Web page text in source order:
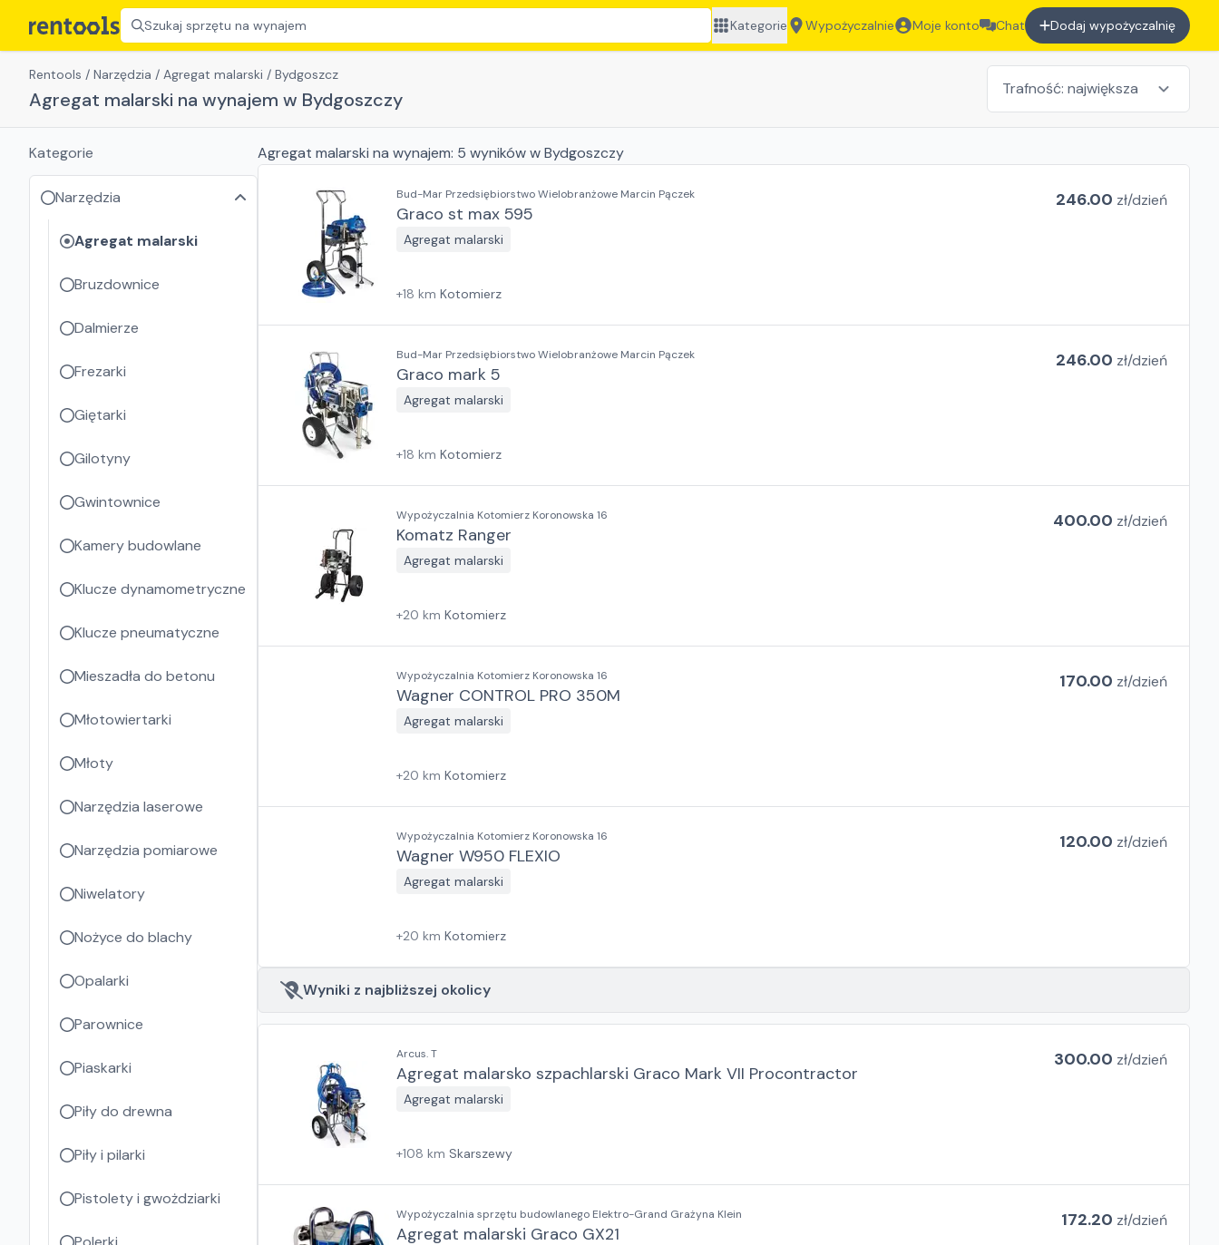
Szukaj sprzętu na wynajem Kategorie Wypożyczalnie Moje konto Chat Dodaj wypożyczalnię
Rentools / Narzędzia / Agregat malarski / Bydgoszcz
Agregat malarski na wynajem w Bydgoszczy
Agregat malarski na wynajem: 5 wynikóww Bydgoszczy
Bud-Mar Przedsiębiorstwo Wielobranżowe Marcin Pączek
Graco st max 595
Agregat malarski
246.00 zł/dzień
+18 km Kotomierz
Bud-Mar Przedsiębiorstwo Wielobranżowe Marcin Pączek
Graco mark 5
Agregat malarski
246.00 zł/dzień
+18 km Kotomierz
Wypożyczalnia Kotomierz Koronowska 16
Komatz Ranger
Agregat malarski
400.00 zł/dzień
+20 km Kotomierz
Wypożyczalnia Kotomierz Koronowska 16
Wagner CONTROL PRO 350M
Agregat malarski
170.00 zł/dzień
+20 km Kotomierz
Wypożyczalnia Kotomierz Koronowska 16
Wagner W950 FLEXIO
Agregat malarski
120.00 zł/dzień
+20 km Kotomierz
Wyniki z najbliższej okolicy
Arcus. T
Agregat malarsko szpachlarski Graco Mark VII Procontractor
Agregat malarski
300.00 zł/dzień
+108 km Skarszewy
Wypożyczalnia sprzętu budowlanego Elektro-Grand Grażyna Klein
Agregat malarski Graco GX21
172.20 zł/dzień
Kategorie
Narzędzia
Agregat malarski
Bruzdownice
Dalmierze
Frezarki
Giętarki
Gilotyny
Gwintownice
Kamery budowlane
Klucze dynamometryczne
Klucze pneumatyczne
Mieszadła do betonu
Młotowiertarki
Młoty
Narzędzia laserowe
Narzędzia pomiarowe
Niwelatory
Nożyce do blachy
Opalarki
Parownice
Piaskarki
Piły do drewna
Piły i pilarki
Pistolety i gwożdziarki